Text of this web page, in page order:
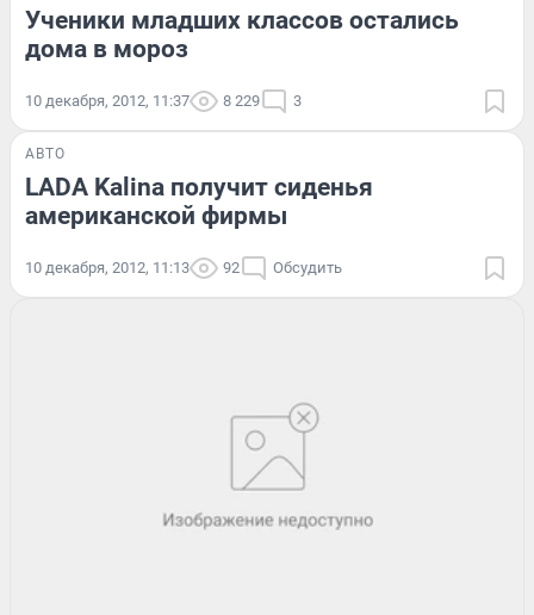
Ученики младших классов остались
дома в мороз
10 декабря, 2012, 11:37 8 229 3
АВТО
LADA Kalina получит сиденья
американской фирмы
10 декабря, 2012, 11:13 92 Обсудить